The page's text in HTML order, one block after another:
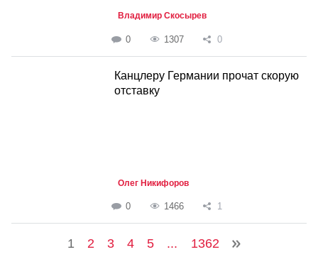
Владимир Скосырев
0 1307 0
Канцлеру Германии прочат скорую
отставку
Олег Никифоров
0 1466 1
1 2 3 4 5 ... 1362